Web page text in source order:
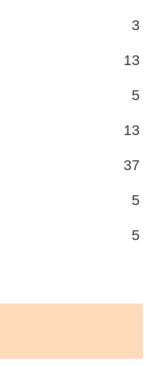
3
13
5
13
37
5
5